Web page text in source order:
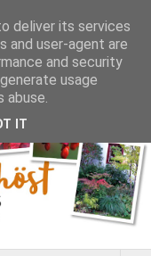
deliver its services
and user-agent are
and security
usage
abuse.
IT